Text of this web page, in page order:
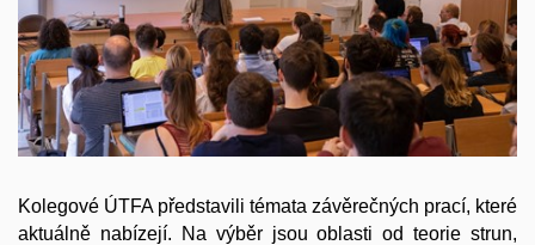
Kolegové ÚTFA představili témata závěrečných prací, které
aktuálně nabízejí. Na výběr jsou oblasti od teorie strun,